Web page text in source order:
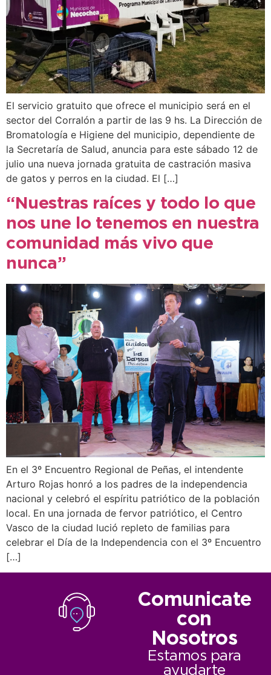
El servicio gratuito que ofrece el municipio será en el
sector del Corralón a partir de las 9 hs. La Dirección de
Bromatología e Higiene del municipio, dependiente de
la Secretaría de Salud, anuncia para este sábado 12 de
julio una nueva jornada gratuita de castración masiva
de gatos y perros en la ciudad. El […]
“Nuestras raíces y todo lo que
nos une lo tenemos en nuestra
comunidad más vivo que
nunca”
En el 3º Encuentro Regional de Peñas, el intendente
Arturo Rojas honró a los padres de la independencia
nacional y celebró el espíritu patriótico de la población
local. En una jornada de fervor patriótico, el Centro
Vasco de la ciudad lució repleto de familias para
celebrar el Día de la Independencia con el 3º Encuentro
[…]
Comunicate
con
Nosotros
Estamos para
ayudarte